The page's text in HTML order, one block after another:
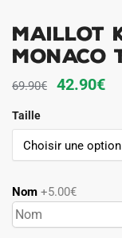
Maillot
Monaco
69.90€
Le
initial
était :
42.90€Le
est :
Taille
Nom +5.00€